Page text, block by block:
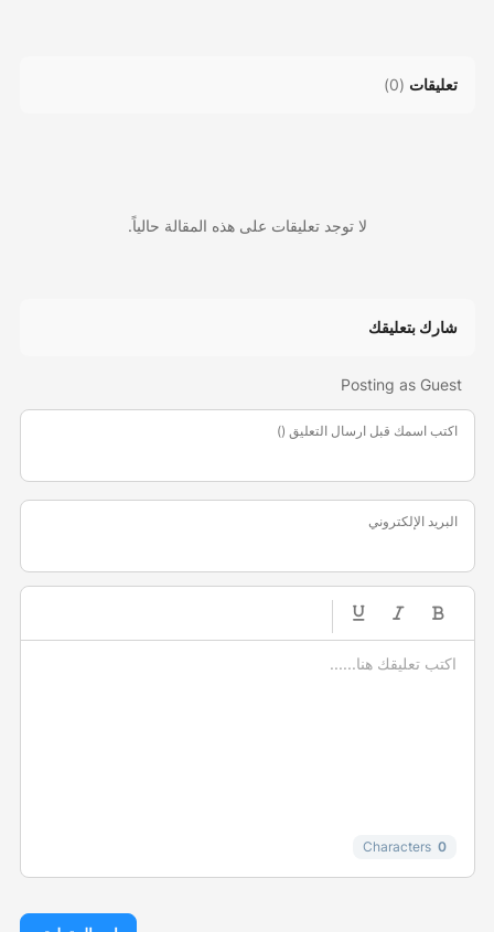
تعليقات (
0
)
لا توجد تعليقات على هذه المقالة حالياً.
شارك بتعليقك
Posting as Guest
اكتب اسمك قبل ارسال التعليق ()
البريد الإلكتروني
-
-
0
Characters